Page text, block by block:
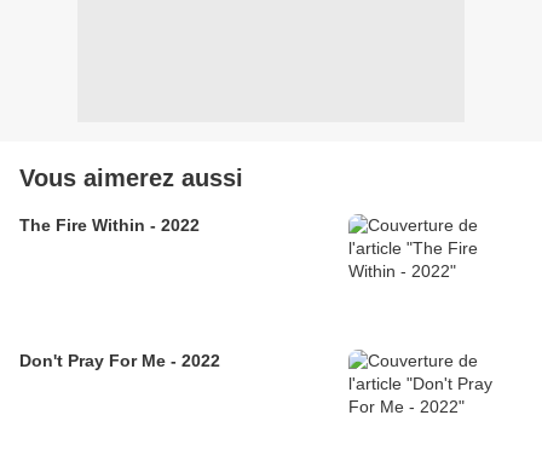
Vous aimerez aussi
The Fire Within - 2022
Don't Pray For Me - 2022